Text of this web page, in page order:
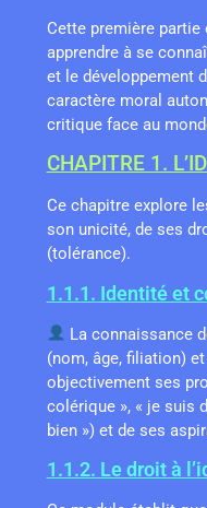
Cette première partie
apprendre à se
et le développement
caractère moral
critique face au
CHAPITRE 1.
Ce chapitre explore
son unicité, de ses
(tolérance).
1.1.1. Identité et
La connaissance
(nom, âge, filiation)
objectivement ses
colérique », « je suis
bien ») et de ses
1.1.2. Le droit à